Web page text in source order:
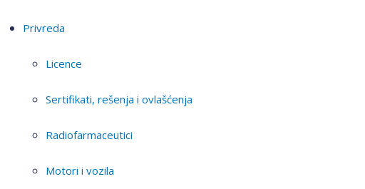
Privreda
Licence
Sertifikati, rešenja i ovlašćenja
Radiofarmaceutici
Motori i vozila